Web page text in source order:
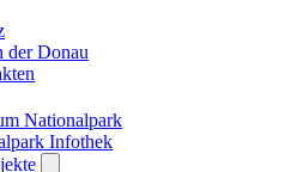
der Donau
Nationalpark
Infothek